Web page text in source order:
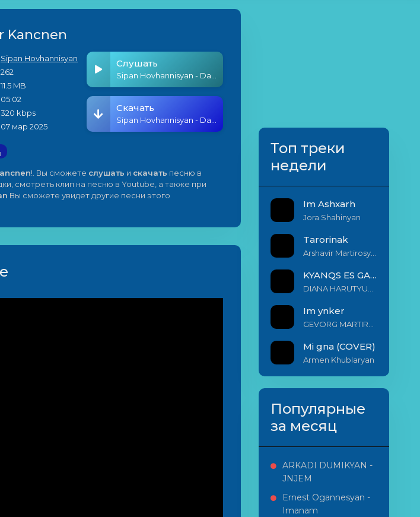
Kancnen
Sipan Hovhannisyan
262
11.5 MB
05:02
320 kbps
07 мар 2025
Слушать
Скачать
!. Вы сможете слушать и скачать песню в
смотреть клип на песню в Youtube, а также при
Вы сможете увидет другие песни этого
Топ треки
недели
Im Ashxarh
Jora Shahinyan
Tarorinak
KYANQS ES GALIS EM
Im ynker
Mi gna (COVER)
Armen Khublaryan
Популярные
за месяц
ARKADI DUMIKYAN -
JNJEM
Ernest Ogannesyan -
Imanam